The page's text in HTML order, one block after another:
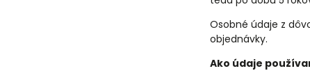
Osobné údaje z
objednávky.
Ako údaje